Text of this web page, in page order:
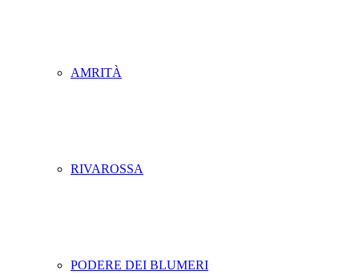
AMRITÀ
RIVAROSSA
PODERE DEI BLUMERI